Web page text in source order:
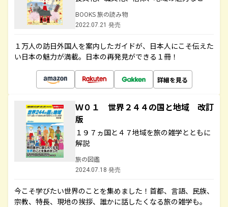
BOOKS 旅の読み物
2022.07.21 発売
１万人の訪日外国人を案内したガイドが、日本人にこそ伝えた
い日本の魅力が満載。日本の再発見ができる１冊！
詳細を見る
Ｗ０１ 世界２４４の国と地域 改訂
版
１９７ヵ国と４７地域を旅の雑学とともに
解説
旅の図鑑
2024.07.18 発売
今こそ学びたい世界のことを集めました！首都、言語、民族、
宗教、特長、現地の挨拶、誰かに話したくなる旅の雑学も。